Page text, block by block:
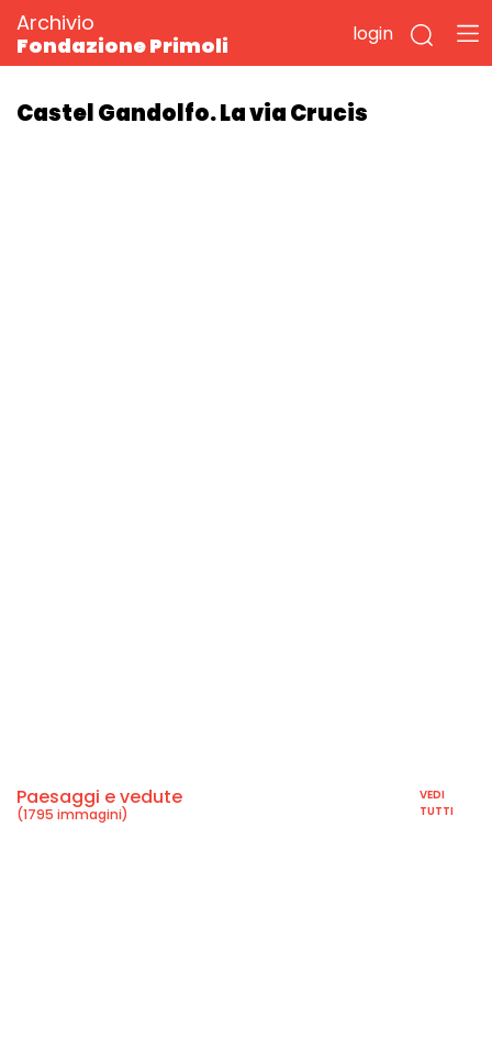
Archivio
Fondazione Primoli
login
Castel Gandolfo. La via Crucis
Paesaggi e vedute
(1795 immagini)
VEDI
TUTTI